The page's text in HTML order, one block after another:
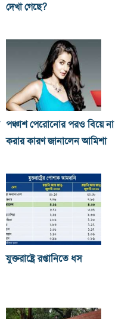
দেখা গেছে?
পঞ্চাশ পেরোনোর পরও বিয়ে না
করার কারণ জানালেন আমিশা
যুক্তরাষ্ট্রে রপ্তানিতে ধস